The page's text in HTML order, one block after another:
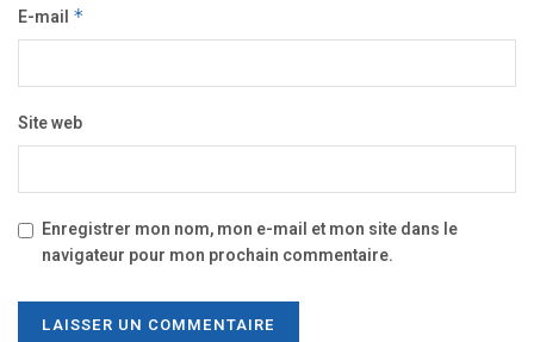
E-mail *
Site web
Enregistrer mon nom, mon e-mail et mon site dans le
navigateur pour mon prochain commentaire.